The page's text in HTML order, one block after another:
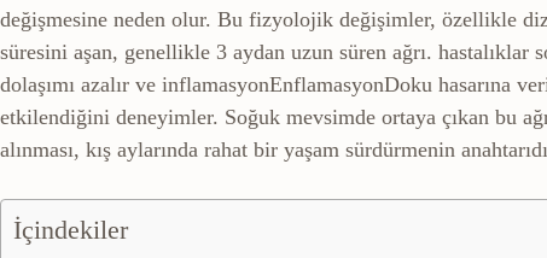
değişmesine neden olur. Bu fizyolojik değişimler, özellikle
süresini aşan, genellikle 3 aydan uzun süren ağrı. hastalıklar
dolaşımı azalır ve inflamasyonEnflamasyonDoku hasarına
etkilendiğini deneyimler. Soğuk mevsimde ortaya çıkan bu
alınması, kış aylarında rahat bir yaşam sürdürmenin
İçindekiler